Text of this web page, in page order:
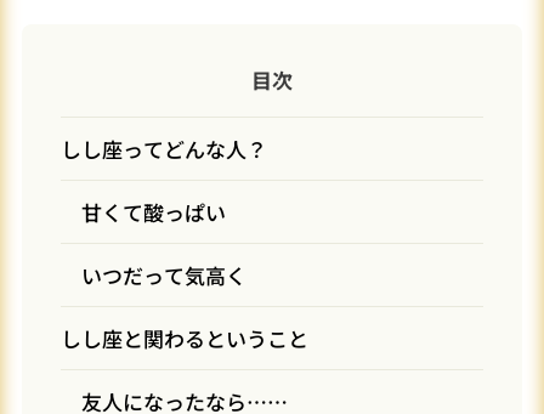
目次
しし座ってどんな人？
甘くて酸っぱい
いつだって気高く
しし座と関わるということ
友人になったなら……